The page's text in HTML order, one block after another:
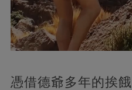
憑借德爺多年的挨